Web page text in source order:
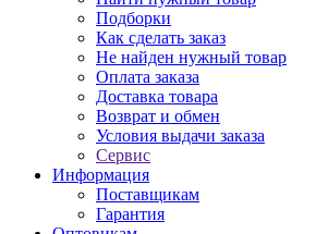
Подборки
Как сделать заказ
Не найден нужный товар
Оплата заказа
Доставка товара
Возврат и обмен
Условия выдачи заказа
Сервис
Информация
Поставщикам
Гарантия